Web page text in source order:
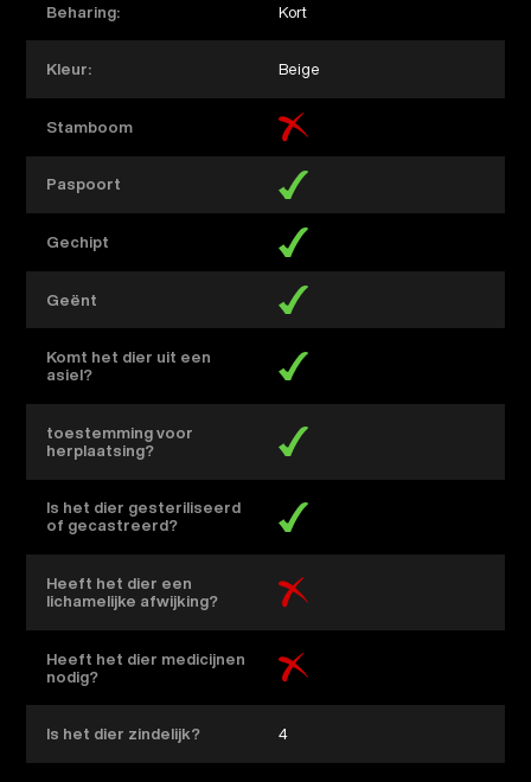
Beharing: Kort
Kleur: Beige
Stamboom
Paspoort
Gechipt
Geënt
Komt het dier uit een
asiel?
toestemming voor
herplaatsing?
Is het dier gesteriliseerd
of gecastreerd?
Heeft het dier een
lichamelijke afwijking?
Heeft het dier medicijnen
nodig?
Is het dier zindelijk? 4